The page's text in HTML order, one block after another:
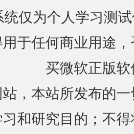
仅为个人学习测
于任何商业用途
买微软正版软
，本站所发布的
和研究目的；不